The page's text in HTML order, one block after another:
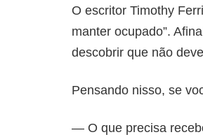
O escritor Timothy
manter ocupado”.
descobrir que não
Pensando nisso, se
— O que precisa